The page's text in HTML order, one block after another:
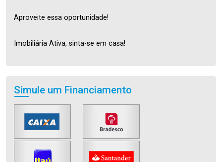
Aproveite essa oportunidade!
Imobiliária Ativa, sinta-se em casa!
Simule um Financiamento